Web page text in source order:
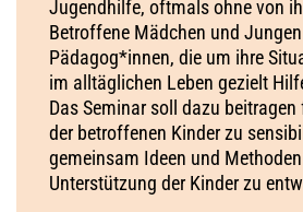
Jugendhilfe, oftmals ohne von
Betroffene Mädchen und
Pädagog*innen, die um ihre
im alltäglichen Leben gezielt
Das Seminar soll dazu
der betroffenen Kinder zu
gemeinsam Ideen und
Unterstützung der Kinder zu